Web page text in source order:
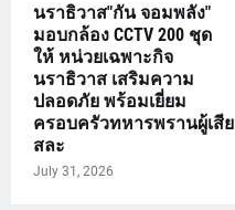
นราธิวาส"กัน จอมพลัง"
มอบกล้อง CCTV 200 ชุด
ให้ หน่วยเฉพาะกิจ
นราธิวาส เสริมความ
ปลอดภัย พร้อมเยี่ยม
ครอบครัวทหารพรานผู้เสีย
สละ
July 31, 2026